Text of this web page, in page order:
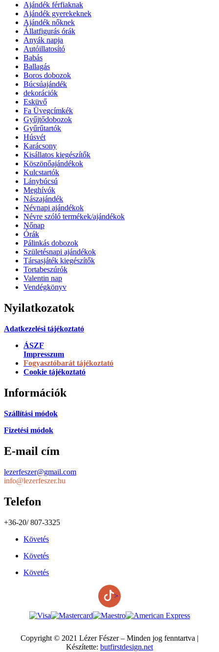
Ajándék férfiaknak
Ajándék gyerekeknek
Ajándék nőknek
Állatfigurás órák
Anyák napja
Autóillatosító
Babás
Ballagás
Boros dobozok
Búcsúajándék
dekorációk
Esküvő
Fa Üvegcímkék
Gyűjtődobozok
Gyűrűtartók
Húsvét
Karácsony
Kisállatos kiegészítők
Köszönőajándékok
Kulcstartók
Lánybúcsú
Meghívók
Nászajándék
Névnapi ajándékok
Névre szóló termékek/ajándékok
Nőnap
Órák
Pálinkás dobozok
Születésnapi ajándékok
Társasjáték kiegészítők
Tortabeszúrók
Valentin nap
Vendégkönyv
Nyilatkozatok
Adatkezelési tájékoztató
ÁSZF
Impresszum
Fogyasztóbarát tájékoztató
Cookie tájékoztató
Információk
Szállítási módok
Fizetési módok
E-mail cím
lezerfeszer@gmail.com
info@lezerfeszer.hu
Telefon
+36-20/ 807-3325
Követés
Követés
Követés
>
Copyright © 2021 Lézer Fészer – Minden jog fenntartva |
Készítette: butfirstdesign.net